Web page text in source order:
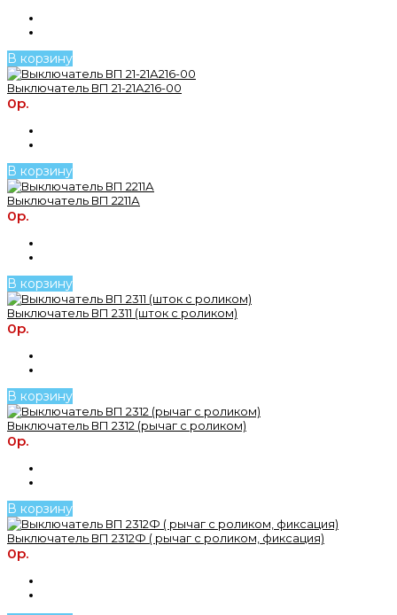
В корзину
Выключатель ВП 21-21А216-00
0р.
В корзину
Выключатель ВП 2211А
0р.
В корзину
Выключатель ВП 2311 (шток с роликом)
0р.
В корзину
Выключатель ВП 2312 (рычаг с роликом)
0р.
В корзину
Выключатель ВП 2312Ф ( рычаг с роликом, фиксация)
0р.